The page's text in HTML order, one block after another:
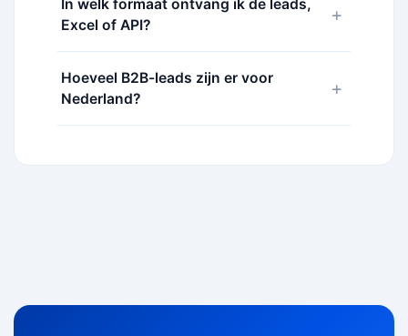
In welk formaat ontvang ik de leads,
Excel of API?
+
Hoeveel B2B-leads zijn er voor
Nederland?
+